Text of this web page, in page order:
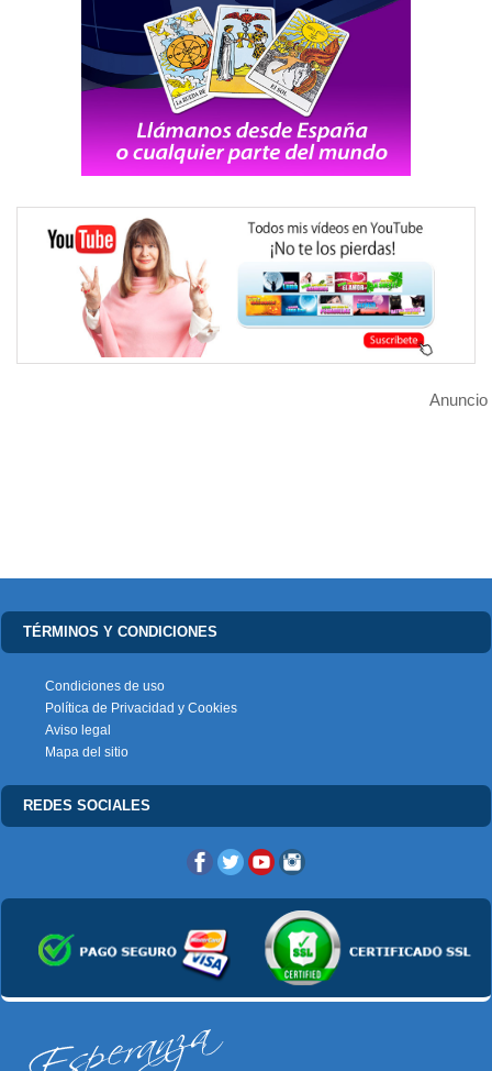
Anuncio
TÉRMINOS Y CONDICIONES
Condiciones de uso
Política de Privacidad y Cookies
Aviso legal
Mapa del sitio
REDES SOCIALES